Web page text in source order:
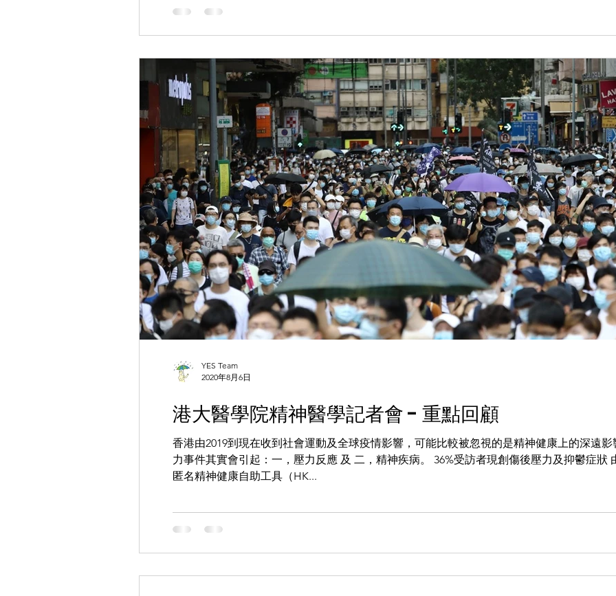
港大醫學院精神醫學記者會 - 重點回顧
香港由2019到現在收到社會運動及全球疫情影響，可能比較被忽視的是精神健康上的深遠
力事件其實會引起：一，壓力反應 及 二，精神疾病。 36%受訪者現創傷後壓力及抑鬱症狀
匿名精神健康自助工具（HK...
YES Team
2020年8月6日